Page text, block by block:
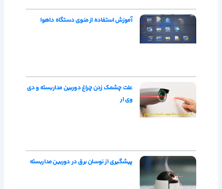
آموزش استفاده از منوی دستگاه داهوا
علت چشمک زدن چراغ دوربین مداربسته و دی
وی ار
پیشگیری از نوسان برق در دوربین مداربسته